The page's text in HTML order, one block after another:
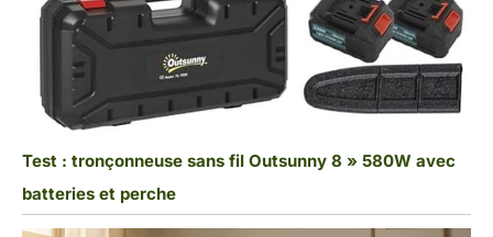
Test : tronçonneuse sans fil Outsunny 8 » 580W avec
batteries et perche